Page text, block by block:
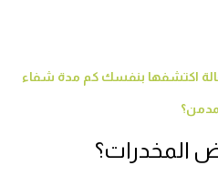
اكتشفها بنفسك كم مدة شفاء
المخدرات؟